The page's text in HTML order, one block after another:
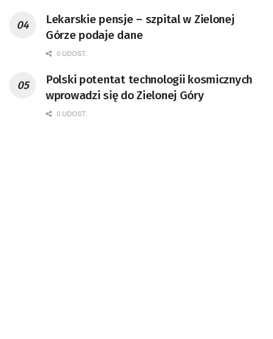
Lekarskie pensje – szpital w Zielonej
Górze podaje dane
0 UDOST.
Polski potentat technologii kosmicznych
wprowadzi się do Zielonej Góry
0 UDOST.